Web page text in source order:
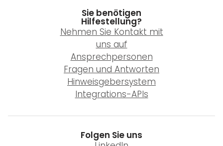
Sie benötigen
Hilfestellung?
Nehmen Sie Kontakt mit
uns auf
Ansprechpersonen
Fragen und Antworten
Hinweisgebersystem
Integrations-APIs
Folgen Sie uns